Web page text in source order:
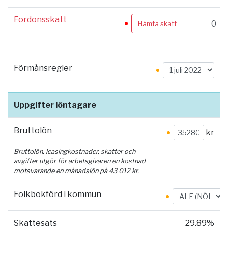
Fordonsskatt Hämta skatt
Förmånsregler
Uppgifter löntagare
Bruttolön kr
Bruttolön, leasingkostnader, skatter och
avgifter utgör för arbetsgivaren en kostnad
motsvarande en månadslön på 43 012kr.
Folkbokförd i kommun
Skattesats 29.89%